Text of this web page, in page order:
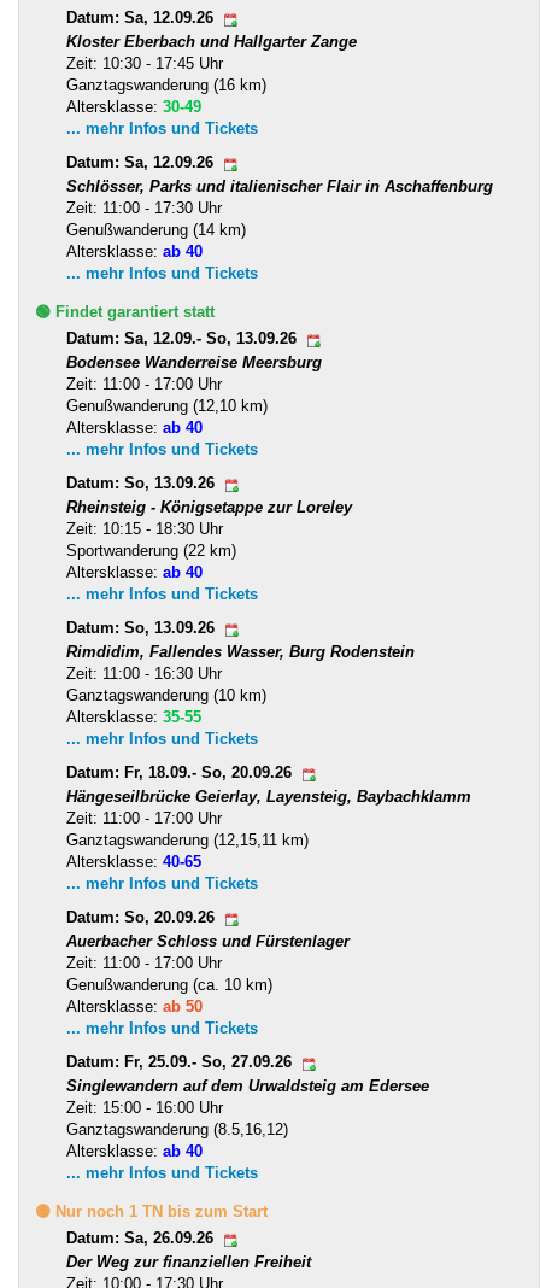
Datum: Sa, 12.09.26
Kloster Eberbach und Hallgarter Zange
Zeit: 10:30 - 17:45 Uhr
Ganztagswanderung (16 km)
Altersklasse: 30-49
... mehr Infos und Tickets
Datum: Sa, 12.09.26
Schlösser, Parks und italienischer Flair in Aschaffenburg
Zeit: 11:00 - 17:30 Uhr
Genußwanderung (14 km)
Altersklasse: ab 40
... mehr Infos und Tickets
🟢 Findet garantiert statt
Datum: Sa, 12.09.- So, 13.09.26
Bodensee Wanderreise Meersburg
Zeit: 11:00 - 17:00 Uhr
Genußwanderung (12,10 km)
Altersklasse: ab 40
... mehr Infos und Tickets
Datum: So, 13.09.26
Rheinsteig - Königsetappe zur Loreley
Zeit: 10:15 - 18:30 Uhr
Sportwanderung (22 km)
Altersklasse: ab 40
... mehr Infos und Tickets
Datum: So, 13.09.26
Rimdidim, Fallendes Wasser, Burg Rodenstein
Zeit: 11:00 - 16:30 Uhr
Ganztagswanderung (10 km)
Altersklasse: 35-55
... mehr Infos und Tickets
Datum: Fr, 18.09.- So, 20.09.26
Hängeseilbrücke Geierlay, Layensteig, Baybachklamm
Zeit: 11:00 - 17:00 Uhr
Ganztagswanderung (12,15,11 km)
Altersklasse: 40-65
... mehr Infos und Tickets
Datum: So, 20.09.26
Auerbacher Schloss und Fürstenlager
Zeit: 11:00 - 17:00 Uhr
Genußwanderung (ca. 10 km)
Altersklasse: ab 50
... mehr Infos und Tickets
Datum: Fr, 25.09.- So, 27.09.26
Singlewandern auf dem Urwaldsteig am Edersee
Zeit: 15:00 - 16:00 Uhr
Ganztagswanderung (8.5,16,12)
Altersklasse: ab 40
... mehr Infos und Tickets
🟡 Nur noch 1 TN bis zum Start
Datum: Sa, 26.09.26
Der Weg zur finanziellen Freiheit
Zeit: 10:00 - 17:30 Uhr